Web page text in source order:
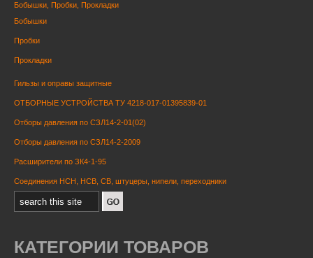
Бобышки, Пробки, Прокладки
Бобышки
Пробки
Прокладки
Гильзы и оправы защитные
ОТБОРНЫЕ УСТРОЙСТВА ТУ 4218-017-01395839-01
Отборы давления по СЗЛ14-2-01(02)
Отборы давления по СЗЛ14-2-2009
Расширители по ЗК4-1-95
Соединения НСН, НСВ, СВ, штуцеры, нипели, переходники
КАТЕГОРИИ ТОВАРОВ